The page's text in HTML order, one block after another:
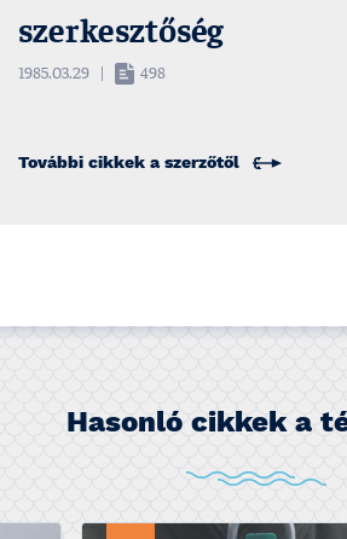
szerkesztőség
1985.03.29 498
További cikkek aszerzőtől
Hasonló cikkek a